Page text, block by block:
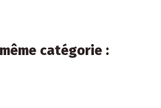
catégorie :